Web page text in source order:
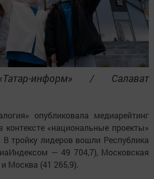
информ» / Салават
опубликовала медиарейтинг
контексте «национальные проекты»
тройку лидеров вошли Республика
— 49 704,7), Московская
Москва (41 265,9).